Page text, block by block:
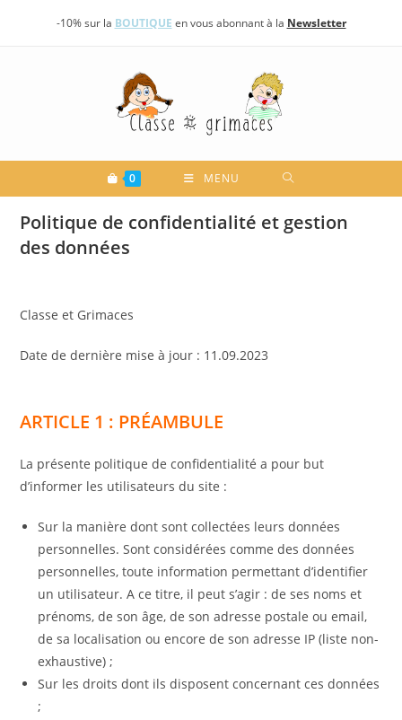
-10% sur la BOUTIQUE en vous abonnant à la Newsletter
0 MENU
Politique de confidentialité et gestion
des données
Classe et Grimaces
Date de dernière mise à jour : 11.09.2023
ARTICLE 1 : PRÉAMBULE
La présente politique de confidentialité a pour but
d’informer les utilisateurs du site :
Sur la manière dont sont collectées leurs données
personnelles. Sont considérées comme des données
personnelles, toute information permettant d’identifier
un utilisateur. A ce titre, il peut s’agir : de ses noms et
prénoms, de son âge, de son adresse postale ou email,
de sa localisation ou encore de son adresse IP (liste non-
exhaustive) ;
Sur les droits dont ils disposent concernant ces données
;